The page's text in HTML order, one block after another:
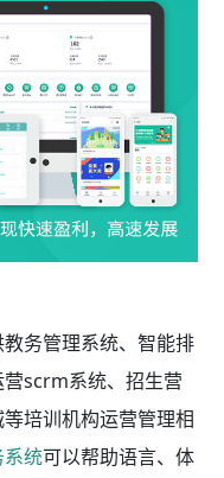
务管理系统、智能排
scrm系统、招生营
培训机构运营管理相
统可以帮助语言、体